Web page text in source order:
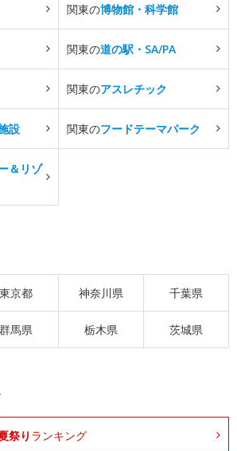
関東の博物館・科学館
関東の道の駅・SA/PA
関東のアスレチック
設 関東のフードテーマパーク
＆リゾ
東京都 神奈川県 千葉県
群馬県 栃木県 茨城県
祭り ランキング